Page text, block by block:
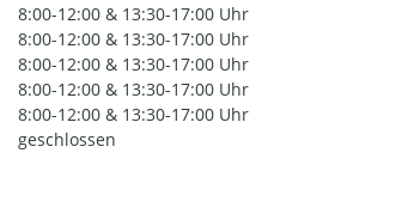
8:00-12:00 & 13:30-17:00 Uhr
8:00-12:00 & 13:30-17:00 Uhr
8:00-12:00 & 13:30-17:00 Uhr
8:00-12:00 & 13:30-17:00 Uhr
8:00-12:00 & 13:30-17:00 Uhr
geschlossen